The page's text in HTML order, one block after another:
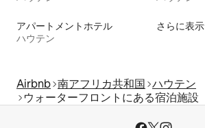
アパートメントホテル
ハウテン
さらに表示
Airbnb 南アフリカ共和国 ハウテン
ウォーターフロントにある宿泊施設